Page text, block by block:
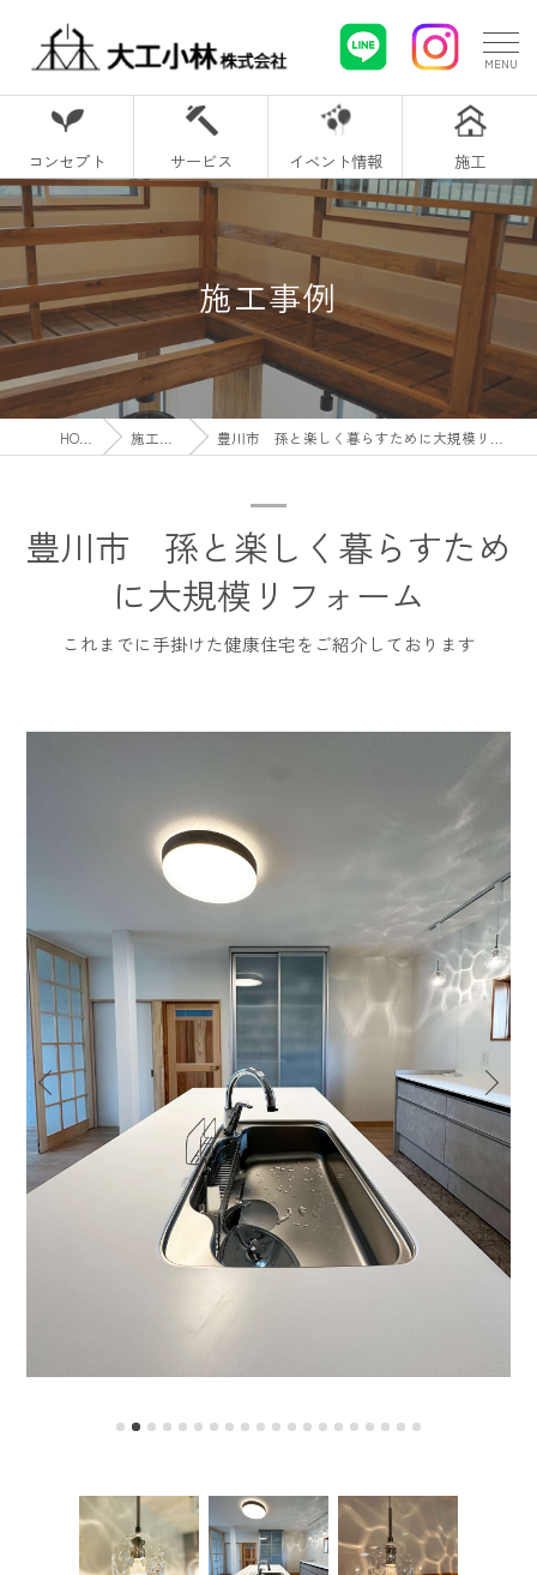
コンセプト サービス イベント情報 施工
施工事例
施工事例 豊川市 孫と楽しく暮らすために大規模リフォーム
これまでに手掛けた健康住宅をご紹介しております
豊川市 孫と楽しく暮らすため
に大規模リフォーム